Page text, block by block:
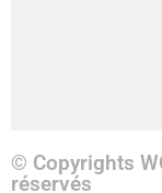
© Copyrights
réservés